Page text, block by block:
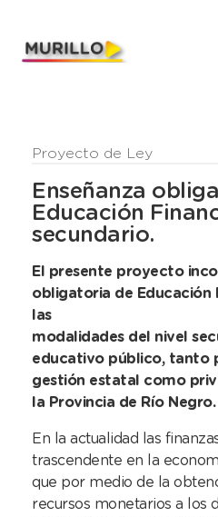
Proyecto de Ley
Enseñanza
Educación
secundario.
El presente proyecto
obligatoria de Educación
las
modalidades del nivel
educativo público, tanto
gestión estatal como
la Provincia de Río Negro.
En la actualidad las
trascendente en la
que por medio de la
recursos monetarios a los